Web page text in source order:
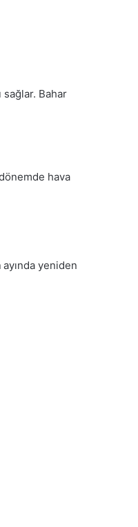
sağlar. Bahar
hava
ayında yeniden